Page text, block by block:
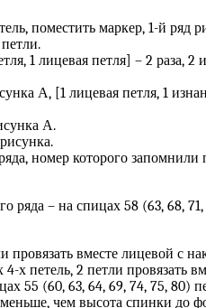
поместить маркер, 1-й ряд
1 лицевая петля] – 2 раза,
А, [1 лицевая петля, 1
А.
номер которого
ряда – на спицах 58 (63, 68, 71,
вместе лицевой с
петель, 2 петли провязать
55 (60, 63, 64, 69, 74, 75, 80)
меньше, чем высота спинки